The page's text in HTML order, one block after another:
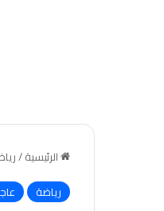
الرئيسية/
رياضة